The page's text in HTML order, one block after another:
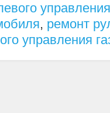
управления
, ремонт
управления